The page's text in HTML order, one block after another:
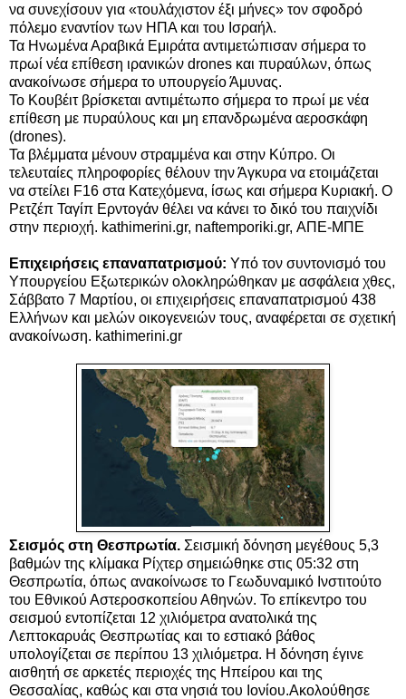
να συνεχίσουν για «τουλάχιστον έξι μήνες» τον σφοδρό
πόλεμο εναντίον των ΗΠΑ και του Ισραήλ.
Τα Ηνωμένα Αραβικά Εμιράτα αντιμετώπισαν σήμερα το
πρωί νέα επίθεση ιρανικών drones και πυραύλων, όπως
ανακοίνωσε σήμερα το υπουργείο Άμυνας.
Το Κουβέιτ βρίσκεται αντιμέτωπο σήμερα το πρωί με νέα
επίθεση με πυραύλους και μη επανδρωμένα αεροσκάφη
(drones).
Τα βλέμματα μένουν στραμμένα και στην Κύπρο. Οι
τελευταίες πληροφορίες θέλουν την Άγκυρα να ετοιμάζεται
να στείλει F16 στα Κατεχόμενα, ίσως και σήμερα Κυριακή. Ο
Ρετζέπ Ταγίπ Ερντογάν θέλει να κάνει το δικό του παιχνίδι
στην περιοχή. kathimerini.gr, naftemporiki.gr, ΑΠΕ-ΜΠΕ
Επιχειρήσεις επαναπατρισμού: Υπό τον συντονισμό του
Υπουργείου Εξωτερικών ολοκληρώθηκαν με ασφάλεια χθες,
Σάββατο 7 Μαρτίου, οι επιχειρήσεις επαναπατρισμού 438
Ελλήνων και μελών οικογενειών τους, αναφέρεται σε σχετική
ανακοίνωση. kathimerini.gr
Σεισμός στη Θεσπρωτία. Σεισμική δόνηση μεγέθους 5,3
βαθμών της κλίμακα Ρίχτερ σημειώθηκε στις 05:32 στη
Θεσπρωτία, όπως ανακοίνωσε το Γεωδυναμικό Ινστιτούτο
του Εθνικού Αστεροσκοπείου Αθηνών. Το επίκεντρο του
σεισμού εντοπίζεται 12 χιλιόμετρα ανατολικά της
Λεπτοκαρυάς Θεσπρωτίας και το εστιακό βάθος
υπολογίζεται σε περίπου 13 χιλιόμετρα. Η δόνηση έγινε
αισθητή σε αρκετές περιοχές της Ηπείρου και της
Θεσσαλίας, καθώς και στα νησιά του Ιονίου.Ακολούθησε